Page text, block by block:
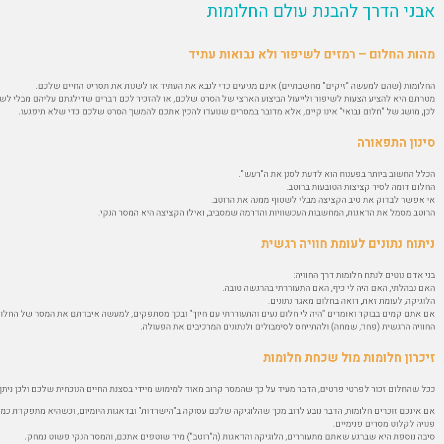
אבני הדרך להבנת עולם החלומות
מהות החלום – רמזים לשיפור ולא נבואות עתיד
החלומות (שהם למעשה "זיקים" מחשבתיים) אינם מגיעים כדי לנבא את העתיד או לשנות את תסריט החיים שלכם.
מטרתם היא להציע הצעות לשיפור ולייעול הביצוע הארצי של הסרט שלכם, או להזכיר לכם דברים שדילגתם עליהם מבלי
לכן, מושג של "חלום נבואי" אינו קיים, אלא מדובר במסרים שנועדו להכין אתכם להמשך הסרט שלכם כדי שלא תיפגעו.
סינון התפאורה
הכלל החשוב ביותר בפענוח הוא לדעת לסנן את ה"רעש".
החלום דומה לסיר קציצות הטובעות ברוטב.
אי אפשר לבדוק את טיב הקציצה מבלי לשטוף ממנה את הרוטב.
הרוטב מסמל את הדאגות, המחשבות העכשוויות והדרמה שמסביב, ואילו הקציצה היא המסר הנקי.
ניתוח נתונים לעומת חוויה רגשית
בני אדם נוטים לנתח חלומות דרך החוויה:
האם נבהלתי, האם היה לי כיף, האם התעוררתי בהרגשה טובה.
הלוגיקה, לעומת זאת, רואה בחלום מאגר נתונים.
אם אתם קמים בבוקר ואומרים "היה לי חלום נעים והתעוררתי עם חיוך" ובכך מסתפקים, למעשה איבדתם את המסר של
החוויה הרגשית (פחד, שמחה) ולהתייחס לסימבולים ולנתונים המרכיבים את הפעולה.
זיכרון חלומות מול שכחת חלומות
ככל שהחלום זכור לפרטי פרטים, הדבר מעיד על כך שהמסר קרוב מאוד למימוש מיידי בסצנת החיים הנוכחית שלכם ולכן
אם אינכם זוכרים חלומות, הדבר נובע לרוב מכך שהלוגיקה שלכם עסוקה ב"הישרדות" ובדאגות היומיום, וכשהיא מתפקדת
פנויה לקלוט מסרים פנימיים.
סיבה נוספת היא שברגע שאתם מתעוררים, הלוגיקה והדאגות (ה"רוטב") מיד שוטפים אתכם, והמסר הנקי פשוט נמחק.